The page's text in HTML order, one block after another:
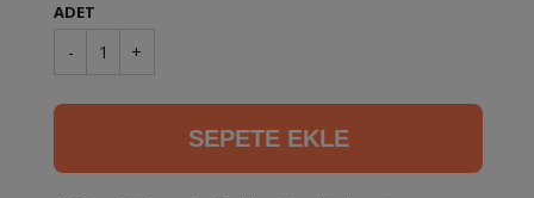
ADET
- 1 +
SEPETE EKLE